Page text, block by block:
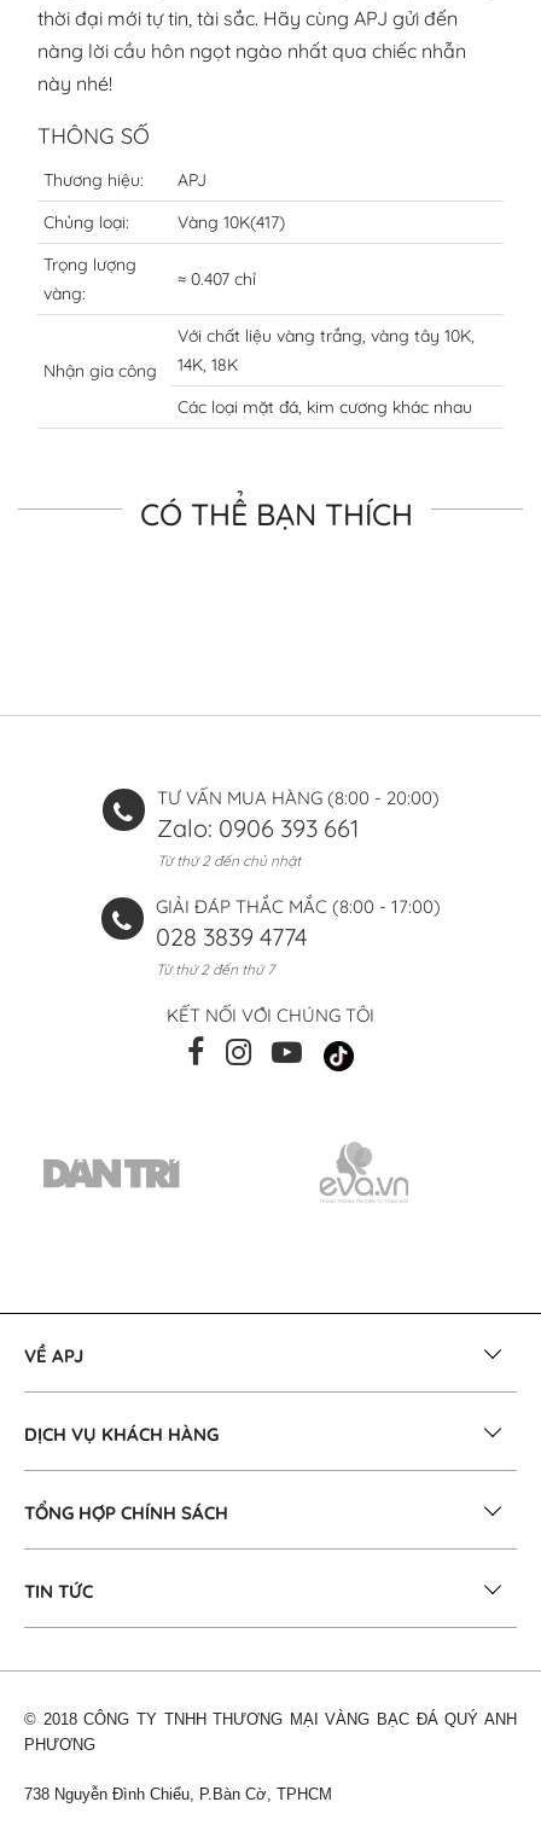
thời đại mới tự tin, tài sắc. Hãy cùng APJ gửi đến
nàng lời cầu hôn ngọt ngào nhất qua chiếc nhẫn
này nhé!
THÔNG SỐ
Thương hiệu:
APJ
Chủng loại:
Vàng 10K(417)
Trọng lượng
vàng:
≈ 0.407 chỉ
Nhận gia công
Với chất liệu vàng trắng, vàng tây 10K,
14K, 18K
Các loại mặt đá, kim cương khác nhau
CÓ THỂ BẠN THÍCH
TƯ VẤN MUA HÀNG (8:00 - 20:00)
Zalo: 0906 393 661
Từ thứ 2 đến chủ nhật
GIẢI ĐÁP THẮC MẮC (8:00 - 17:00)
028 3839 4774
Từ thứ 2 đến thứ 7
KẾT NỐI VỚI CHÚNG TÔI
VỀ APJ
DỊCH VỤ KHÁCH HÀNG
TỔNG HỢP CHÍNH SÁCH
TIN TỨC
© 2018 CÔNG TY TNHH THƯƠNG MẠI VÀNG BẠC ĐÁ QUÝ ANH
PHƯƠNG
738 Nguyễn Đình Chiểu, P.Bàn Cờ, TPHCM